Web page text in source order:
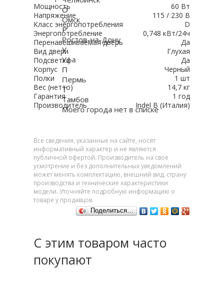
Мощность
60 Вт
Напряжение
115 / 230 В
Класс энергопотребления
D
Энергопотребление
0,748 кВт/24ч
Перенавешиваемая дверь
Да
Вид двери
Глухая
Подсветка
Да
Корпус
Черный
Полки
1 шт
Вес (нетто)
14,7 кг
Гарантия
1 год
Производитель
Indel B (Италия)
Все сведения, указанные на сайте, носят
информативный характер и не являются
публичной офертой. Производитель на свое
усмотрение и без дополнительных уведомлений
может менять комплектацию, внешний вид, страну
производства и технические характеристики
модели. Уточняйте подробную информацию о
товаре у продавцов.
Поделиться…
С этим товаром часто
покупают
О
Омск
Р
Ростов-на-Дону
У
Уфа
П
Пермь
Т
Тамбов
Моего города нет в списке